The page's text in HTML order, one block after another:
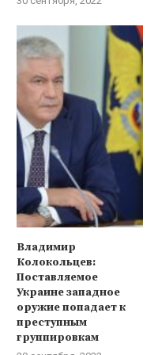
Владимир
Колокольцев:
Поставляемое
Украине западное
оружие попадает к
преступным
группировкам